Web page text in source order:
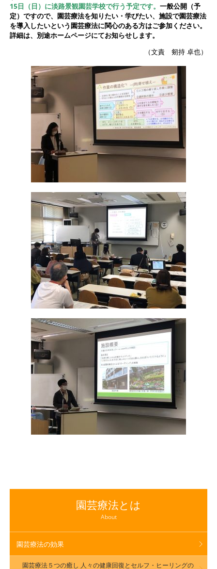
15日（日）に淡路景観園芸学校で行う予定です。 一般公開（予
定）ですので、園芸療法を知りたい・学びたい、施設で園芸療法
を導入したいという園芸療法に関心のある方はご参加ください。
詳細は、別途ホームページにてお知らせします。
（文責 剱持 卓也）
園芸療法とは
About
園芸療法の効果
園芸療法５つの癒し 人々の健康回復とセルフ・ヒーリングの